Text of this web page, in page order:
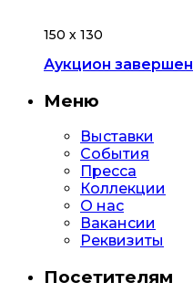
150 х 130
Аукцион завершен
Меню
Выставки
События
Пресса
Коллекции
О нас
Вакансии
Реквизиты
Посетителям